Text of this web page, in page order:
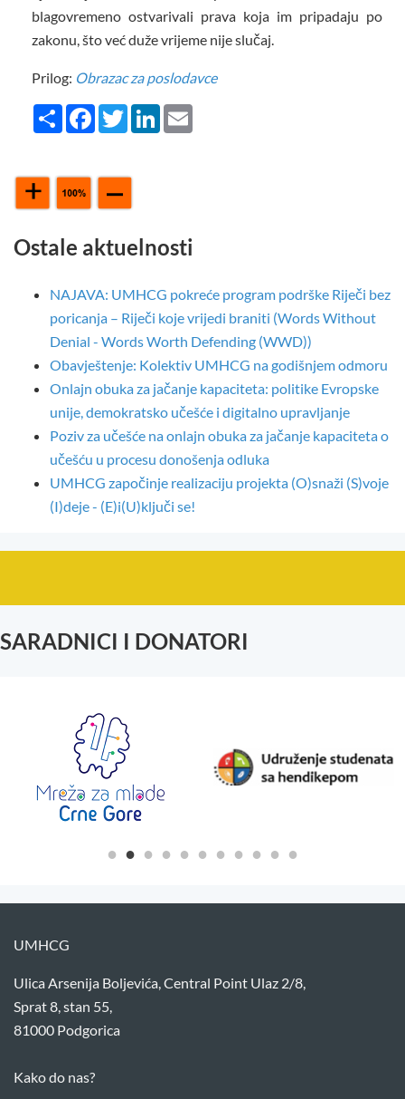
blagovremeno ostvarivali prava koja im pripadaju po
zakonu, što već duže vrijeme nije slučaj.
Prilog: Obrazac za poslodavce
Share FacebookTwitterLinkedIn
Ostale aktuelnosti
NAJAVA: UMHCG pokreće program podrške Riječi bez
poricanja – Riječi koje vrijedi braniti (Words Without
Denial - Words Worth Defending (WWD))
Obavještenje: Kolektiv UMHCG na godišnjem odmoru
Onlajn obuka za jačanje kapaciteta: politike Evropske
unije, demokratsko učešće i digitalno upravljanje
Poziv za učešće na onlajn obuka za jačanje kapaciteta o
učešću u procesu donošenja odluka
UMHCG započinje realizaciju projekta (O)snaži (S)voje
(I)deje - (E)i(U)ključi se!
SARADNICI I DONATORI
UMHCG
Ulica Arsenija Boljevića, Central Point Ulaz 2/8,
Sprat 8, stan 55,
81000 Podgorica
Kako do nas?